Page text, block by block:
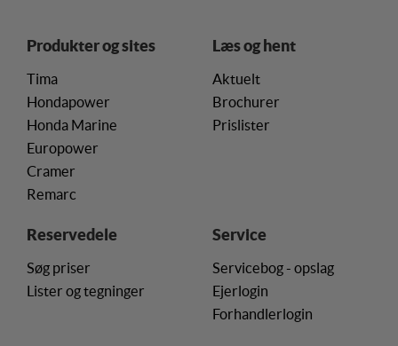
Produkter og sites
Tima
Hondapower
Honda Marine
Europower
Cramer
Remarc
Læs og hent
Aktuelt
Brochurer
Prislister
Reservedele
Søg priser
Lister og tegninger
Service
Servicebog - opslag
Ejerlogin
Forhandlerlogin